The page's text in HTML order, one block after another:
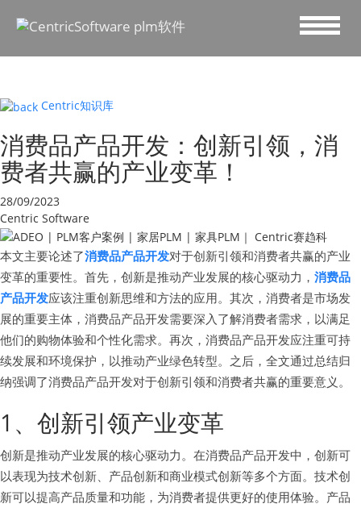
Centric知识库
消费品产品开发：创新引领，消
费者共赢的产业变革！
28/09/2023
Centric Software
本文主要论述了消费品产品开发对于创新引领和消费者共赢的产业
变革的重要性。首先，创新是推动产业发展的核心驱动力， 消费品
产品开发应该注重创新思维和方法的应用。其次，消费者是市场发
展的重要主体，消费品产品开发需要深入了解消费者需求，以满足
他们的购物体验和个性化需求。再次，消费品产品开发应注重可持
续发展和环境保护，以推动产业绿色转型。之后，全文通过总结归
纳强调了消费品产品开发对于创新引领和消费者共赢的重要意义。
1、创新引领产业变革
创新是推动产业发展的核心驱动力。在消费品产品开发中，创新可
以表现为技术创新、产品创新和商业模式创新等多个方面。技术创
新可以提高产品质量和功能，为消费者提供更好的使用体验。产品